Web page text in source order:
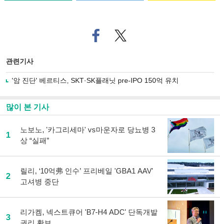
페
이
로
기
기
트위
터로
관련기사
'암 진단' 베르티스, SKT·SK플래닛 pre-IPO 150억 유치
많이 본 기사
1
노보노, '카그리세마' vs마운자로 당뇨병 3
상 “실패”
2
릴리, ‘10억弗 인수’ 프리베일 'GBA1 AAV'
고셔병 중단
3
리가켐, 넥스트큐어 'B7-H4 ADC' 단독개발